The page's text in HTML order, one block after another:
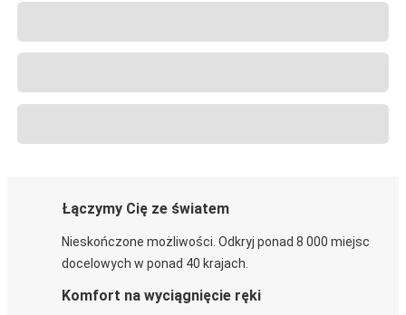
Łączymy Cię ze światem
Nieskończone możliwości. Odkryj ponad 8 000 miejsc
docelowych w ponad 40 krajach.
Komfort na wyciągnięcie ręki